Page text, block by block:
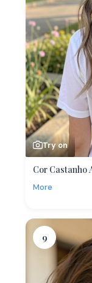
Try on
Cor Castanho
More
9